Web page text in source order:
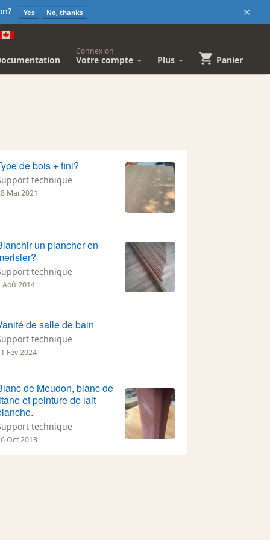
×
Yes No, thanks
Connexion
Votre compte Plus Panier
de bois + fini?
technique
Mai 2021
un plancher en
technique
Aoû 2014
de salle de bain
technique
Fév 2024
de Meudon, blanc de
et peinture de lait
technique
Oct 2013